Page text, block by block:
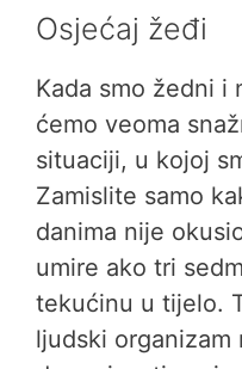
Osjećaj žeđi
Kada smo žedni i
ćemo veoma
situaciji, u kojoj
Zamislite samo
danima nije
umire ako tri
tekućinu u tijelo.
ljudski organizam